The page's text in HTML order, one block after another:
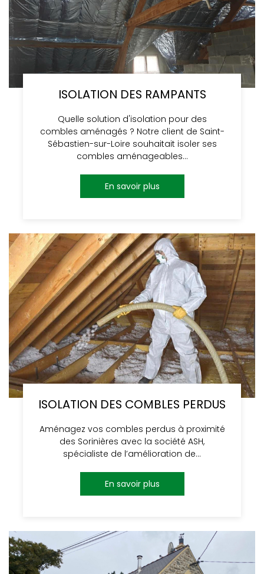
ISOLATION DES RAMPANTS
Quelle solution d'isolation pour des
combles aménagés ? Notre client de Saint-
Sébastien-sur-Loire souhaitait isoler ses
combles aménageables…
En savoir plus
ISOLATION DES COMBLES PERDUS
Aménagez vos combles perdus à proximité
des Sorinières avec la société ASH,
spécialiste de l’amélioration de…
En savoir plus